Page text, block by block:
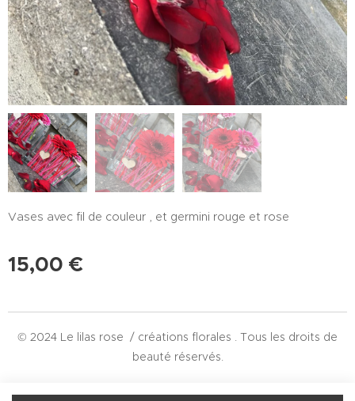
Vases avec fil de couleur , et germini rouge et rose
15,00 €
© 2024 Le lilas rose / créations florales . Tous les droits de
beauté réservés.